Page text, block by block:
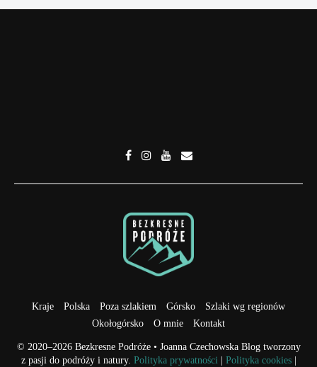
Kraje Polska Poza szlakiem Górsko
Szlaki wg regionów
Okołogórsko
O mnie Kontakt
© 2020–2026 Bezkresne Podróże • Joanna Czechowska Blog tworzony
z pasji do podróży i natury. Polityka prywatności| Polityka cookies|